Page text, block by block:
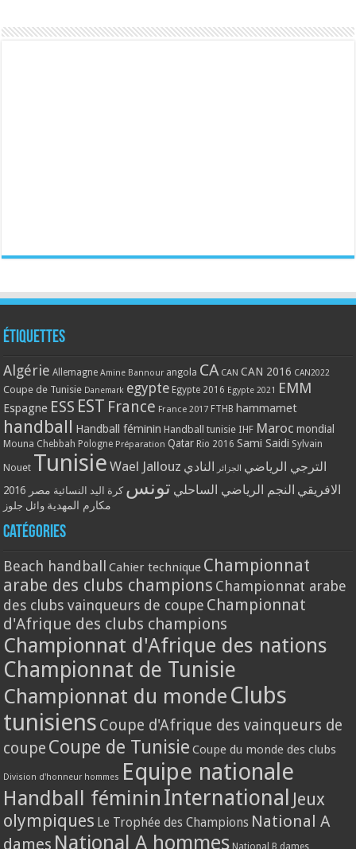
Étiquettes
Algérie Allemagne Amine Bannour angola CA CAN CAN 2016 CAN2022
Coupe de Tunisie Danemark egypte Egypte 2016 Egypte 2021 EMM
Espagne ESS EST France France 2017 FTHB hammamet
handball Handball féminin Handball tunisie IHF Maroc mondial
Mouna Chebbah Pologne Préparation Qatar Rio 2016 Sami Saidi Sylvain
Nouet Tunisie Wael Jallouz الترجي الرياضي الجزائر النادي
الافريقي النجم الرياضي الساحلي تونس كرة اليد النسائية مصر 2016
مكارم المهدية وائل جلوز
Catégories
Beach handball Cahier technique Championnat
arabe des clubs champions Championnat arabe
des clubs vainqueurs de coupe Championnat
d'Afrique des clubs champions
Championnat d'Afrique des nations
Championnat de Tunisie
Championnat du monde Clubs
tunisiens Coupe d'Afrique des vainqueurs de
coupe Coupe de Tunisie Coupe du monde des clubs
Division d'honneur hommes Equipe nationale
Handball féminin International Jeux
olympiques Le Trophée des Champions National A
dames National A hommes National B dames